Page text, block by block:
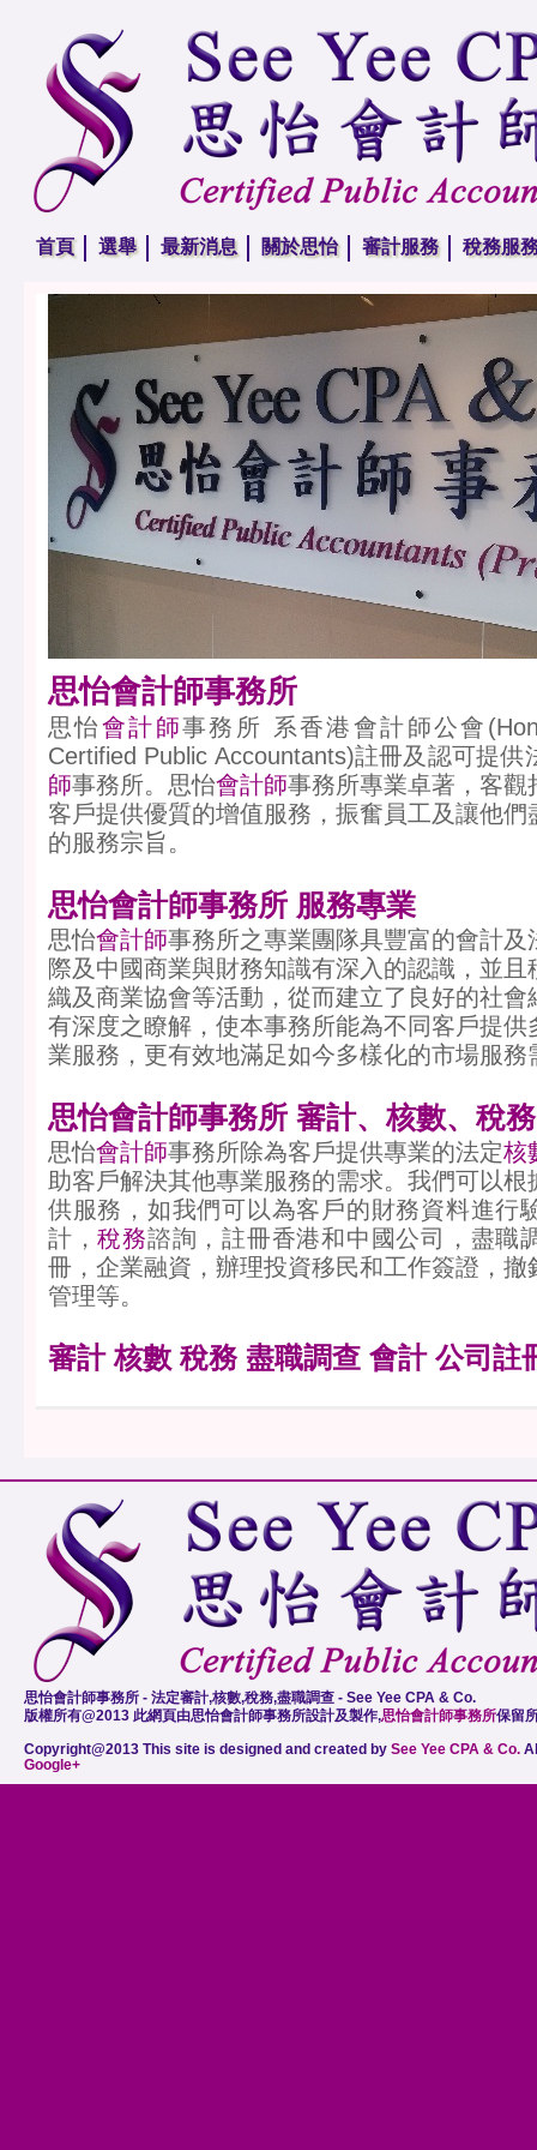
首頁 選舉 最新消息 關於思怡 審計服務 稅務服
思怡會計師事務所
思怡會計師事務所 系香港會計師公會
Certified Public Accountants)註冊及認可提供
師事務所。思怡會計師事務所專業卓著，客觀
客戶提供優質的增值服務，振奮員工及讓他
的服務宗旨。
思怡會計師事務所 服務專業
思怡會計師事務所之專業團隊具豐富的會計及
際及中國商業與財務知識有深入的認識，並
織及商業協會等活動，從而建立了良好的社會
有深度之瞭解，使本事務所能為不同客戶提供
業服務，更有效地滿足如今多樣化的市場服務
思怡會計師事務所 審計、核數、稅務
思怡會計師事務所除為客戶提供專業的法定核
助客戶解決其他專業服務的需求。我們可以
供服務，如我們可以為客戶的財務資料進行
計，稅務諮詢，註冊香港和中國公司，盡職
冊，企業融資，辦理投資移民和工作簽證，撤
管理等。
審計 核數 稅務 盡職調查 會計 公司註
思怡會計師事務所 - 法定審計,核數,稅務,盡職調查 - See Yee CPA & Co.
版權所有@2013 此網頁由思怡會計師事務所設計及製作,思怡會計師事務所保留
Copyright@2013 This site is designed and created by See Yee CPA & Co.
Google+